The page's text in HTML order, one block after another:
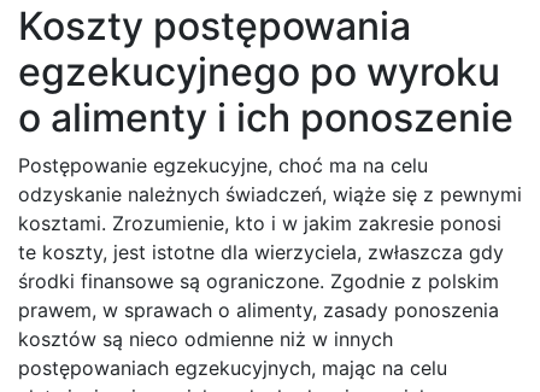
Koszty postępowania
egzekucyjnego po wyroku
o alimenty i ich ponoszenie
Postępowanie egzekucyjne, choć ma na celu
odzyskanie należnych świadczeń, wiąże się z pewnymi
kosztami. Zrozumienie, kto i w jakim zakresie ponosi
te koszty, jest istotne dla wierzyciela, zwłaszcza gdy
środki finansowe są ograniczone. Zgodnie z polskim
prawem, w sprawach o alimenty, zasady ponoszenia
kosztów są nieco odmienne niż w innych
postępowaniach egzekucyjnych, mając na celu